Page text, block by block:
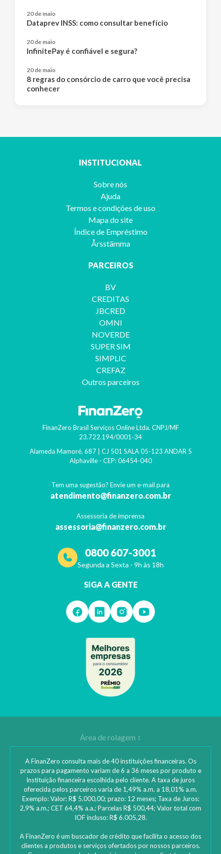
20 de maio
Dataprev INSS: como consultar benefício
20 de maio
InfinitePay é confiável e segura?
20 de maio
8 regras do consórcio de carro que você precisa
conhecer
INSTITUCIONAL
Sobre nós
Ajuda
Termos e condições de uso
Mapa do site
Índice de Empréstimo
Årsstämma
PARCEIROS
BV
CREDITAS
JBCRED
OMNI
NOVERDE
SUPER SIM
SIMPLIC
CREFAZ
Outros parceiros
FinanZero Brasil Serviços Online Ltda. CNPJ/MF
23.722.194/0001-34
Alameda Mamoré, 687 | CJ 501 SALA 05-123 ANDAR 5
Alphaville- CEP: 06454-040
Tem uma sugestão? Envie um e-mail para
atendimento@finanzero.com.br
Assessoria de imprensa
assessoria@finanzero.com.br
0800 607-3001
Segunda a Sexta - 9h às 18h
SIGA A GENTE
A FinanZero consulta mais de 40 instituições financeiras. Os
prazos para pagamento variam de 6 a 36 meses por produto e
Instituição financeira escolhida pelo cliente. A taxa de juros
oferecida pelos parceiros varia de 1,49% a.m. a 18,01% a.m.
Exemplo: Valor: R$ 5.000,00; prazo: 12 meses; Taxa de Juros:
2,9% a.m.; CET 64,4% a.a.; Parcelas R$ 500,44; Valor total com
IOF incluso: R$ 6.005,28.
A FinanZero é um buscador de crédito que facilita o acesso dos
clientes a produtos e serviços ofertados por nossos parceiros.